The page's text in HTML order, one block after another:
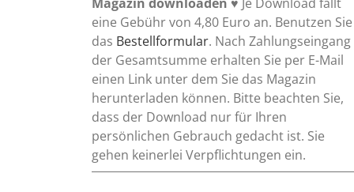
eine Gebühr von 4,80 Euro an. Benutzen Sie
das Bestellformular. Nach Zahlungseingang
der Gesamtsumme erhalten Sie per E-Mail
einen Link unter dem Sie das Magazin
herunterladen können. Bitte beachten Sie,
dass der Download nur für Ihren
persönlichen Gebrauch gedacht ist. Sie
gehen keinerlei Verpflichtungen ein.